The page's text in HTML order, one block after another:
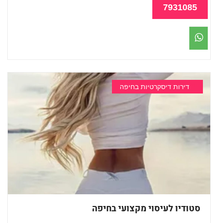
7931085
דירות דיסקרטיות בחיפה
סטודיו לעיסוי מקצועי בחיפה